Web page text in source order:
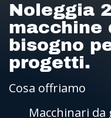
Noleggia
macchine
bisogno
progetti.
Cosa offriamo
Macchinari